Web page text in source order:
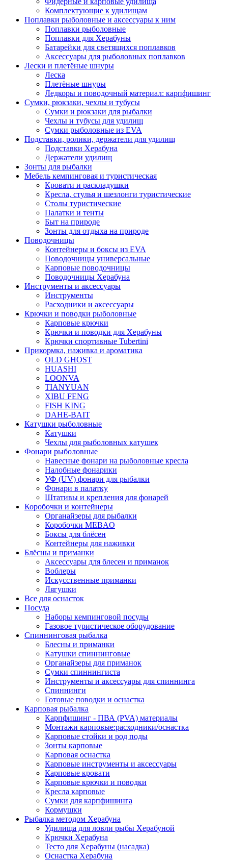
Комплектующие к удилищам
Поплавки рыболовные и аксессуары к ним
Поплавки рыболовные
Поплавки для Херабуны
Батарейки для светящихся поплавков
Аксессуары для рыболовных поплавков
Лески и плетёные шнуры
Леска
Плетёные шнуры
Ледкоры и поводочный материал: карпфишинг
Сумки, рюкзаки, чехлы и тубусы
Сумки и рюкзаки для рыбалки
Чехлы и тубусы для удилищ
Сумки рыболовные из EVA
Подставки, ролики, держатели для удилищ
Подставки Херабуна
Держатели удилищ
Зонты для рыбалки
Мебель кемпинговая и туристическая
Кровати и раскладушки
Кресла, стулья и шезлонги туристические
Столы туристические
Палатки и тенты
Быт на природе
Зонты для отдыха на природе
Поводочницы
Контейнеры и боксы из EVA
Поводочницы универсальные
Карповые поводочницы
Поводочницы Херабуна
Инструменты и аксессуары
Инструменты
Расходники и аксессуары
Крючки и поводки рыболовные
Карповые крючки
Крючки и поводки для Херабуны
Крючки спортивные Tubertini
Прикормка, наживка и ароматика
OLD GHOST
HUASHI
LOONVA
TIANYUAN
XIBU FENG
FISH KING
DAHE-BAIT
Катушки рыболовные
Катушки
Чехлы для рыболовных катушек
Фонари рыболовные
Навесные фонари на рыболовные кресла
Налобные фонарики
УФ (UV) фонари для рыбалки
Фонари в палатку
Штативы и крепления для фонарей
Коробочки и контейнеры
Органайзеры для рыбалки
Коробочки MEBAO
Боксы для блёсен
Контейнеры для наживки
Блёсны и приманки
Аксессуары для блесен и приманок
Воблеры
Искусственные приманки
Лягушки
Все для оснасток
Посуда
Наборы кемпинговой посуды
Газовое туристическое оборудование
Спиннинговая рыбалка
Блесны и приманки
Катушки спиннинговые
Органайзеры для приманок
Сумки спиннингиста
Инструменты и аксессуары для спиннинга
Спиннинги
Готовые поводки и оснастка
Карповая рыбалка
Карпфишинг - ПВА (PVA) материалы
Монтажи карповые:расходники/оснастка
Карповые стойки и род поды
Зонты карповые
Карповая оснастка
Карповые инструменты и аксессуары
Карповые кровати
Карповые крючки и поводки
Кресла карповые
Сумки для карпфишинга
Кормушки
Рыбалка методом Херабуна
Удилища для ловли рыбы Херабуной
Крючки Херабуна
Тесто для Херабуны (насадка)
Оснастка Херабуна